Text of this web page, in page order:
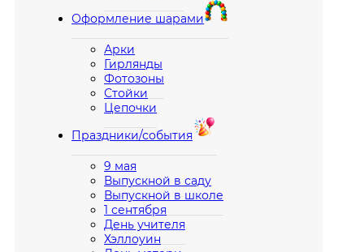
Оформление шарами
Арки
Гирлянды
Фотозоны
Стойки
Цепочки
Праздники/события
9 мая
Выпускной в саду
Выпускной в школе
1 сентября
День учителя
Хэллоуин